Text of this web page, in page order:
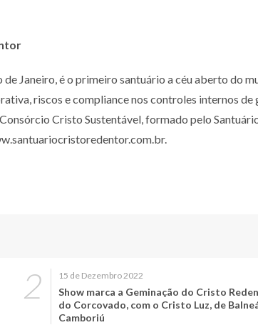
Janeiro, é o primeiro santuário a céu aberto do
riscos e compliance nos controles internos de
Cristo Sustentável, formado pelo
15 de Dezembro 2022
Show marca a Geminação do Cristo
do Corcovado, com o Cristo Luz, de
Camboriú